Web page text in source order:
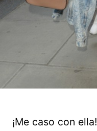
¡Me caso con ella!